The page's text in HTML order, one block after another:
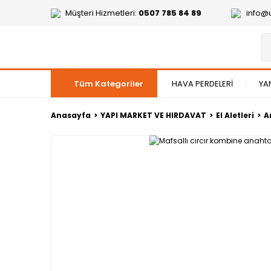
Müşteri Hizmetleri: 0507 785 84 89
Tüm Kategoriler HAVA PERDELERİ
Anasayfa YAPI MARKET VE HIRDAVAT El Aletleri